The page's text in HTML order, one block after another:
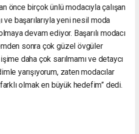
önce birçok ünlü modacıyla çalışan
ve başarılarıyla yeni nesil moda
devam ediyor. Başarılı modacı
sonra çok güzel övgüler
daha çok sarılmamı ve detaycı
yarışıyorum, zaten modacılar
olmak en büyük hedefim” dedi.